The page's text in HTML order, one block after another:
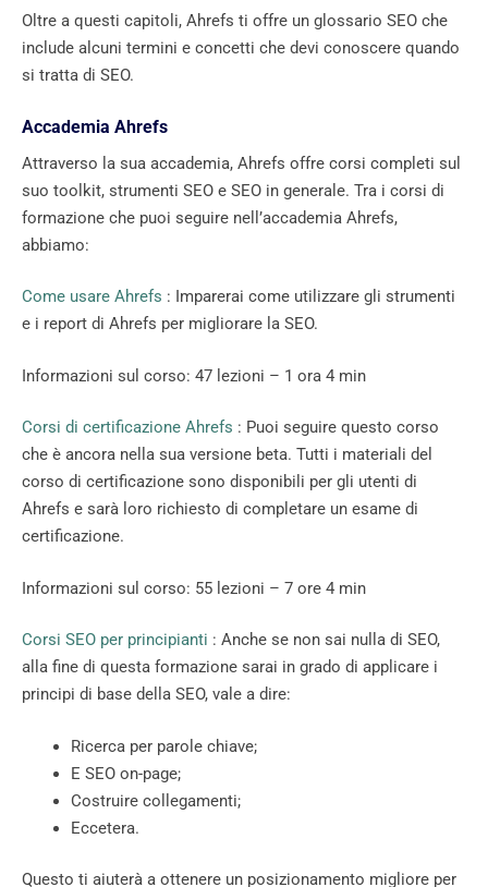
Oltre a questi capitoli, Ahrefs ti offre un glossario SEO che
include alcuni termini e concetti che devi conoscere quando
si tratta di SEO.
Accademia Ahrefs
Attraverso la sua accademia, Ahrefs offre corsi completi sul
suo toolkit, strumenti SEO e SEO in generale. Tra i corsi di
formazione che puoi seguire nell’accademia Ahrefs,
abbiamo:
Come usare Ahrefs : Imparerai come utilizzare gli strumenti
e i report di Ahrefs per migliorare la SEO.
Informazioni sul corso: 47 lezioni – 1 ora 4 min
Corsi di certificazione Ahrefs : Puoi seguire questo corso
che è ancora nella sua versione beta. Tutti i materiali del
corso di certificazione sono disponibili per gli utenti di
Ahrefs e sarà loro richiesto di completare un esame di
certificazione.
Informazioni sul corso: 55 lezioni – 7 ore 4 min
Corsi SEO per principianti : Anche se non sai nulla di SEO,
alla fine di questa formazione sarai in grado di applicare i
principi di base della SEO, vale a dire:
Ricerca per parole chiave;
E SEO on-page;
Costruire collegamenti;
Eccetera.
Questo ti aiuterà a ottenere un posizionamento migliore per